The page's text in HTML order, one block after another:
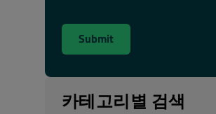
카테고리별 검색